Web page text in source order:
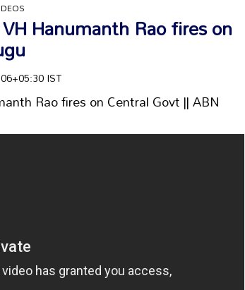
Hanumanth Rao fires on
IST
Rao fires on Central Govt || ABN